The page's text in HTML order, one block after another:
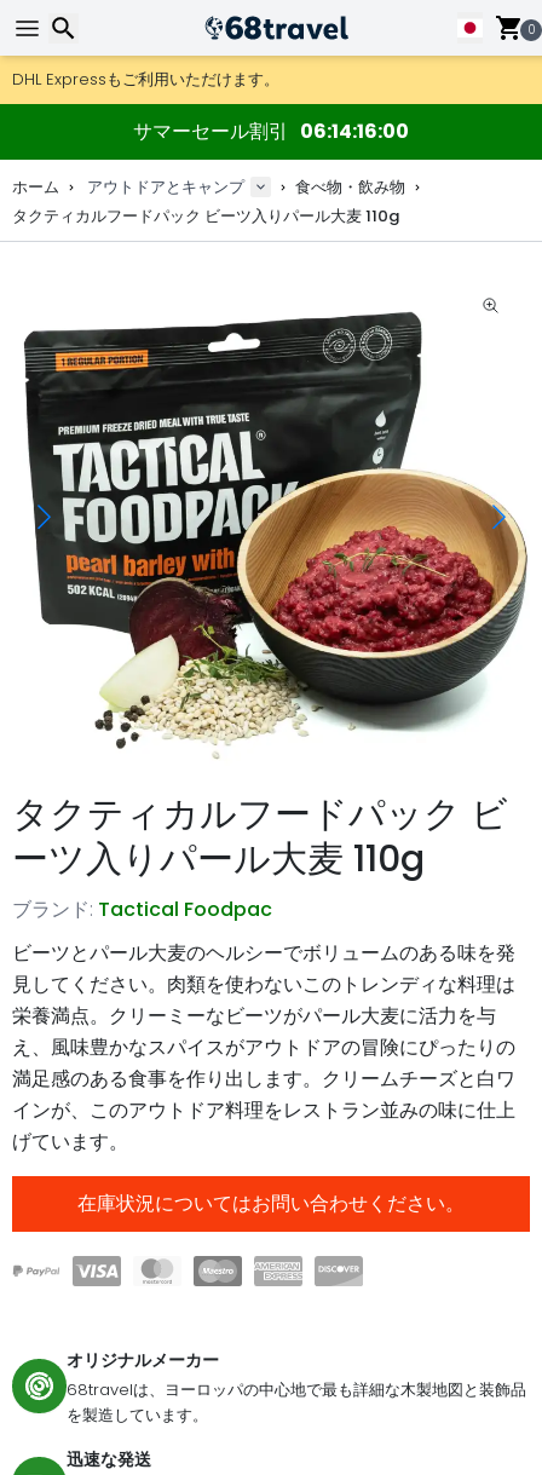
0
DHL Expressもご利用いただけます。
返品は30日間、木製マップやデコは90日間OK.
アウトドア用品やアクセサリーが超お得な価格！
サマーセール割引 06 14 16 00
ホーム アウトドアとキャンプ
食べ物・飲み物
タクティカルフードパック ビーツ入りパール大麦 110g
タクティカルフードパック ビ
ーツ入りパール大麦 110g
ブランド: Tactical Foodpac
ビーツとパール大麦のヘルシーでボリュームのある味を発
見してください。肉類を使わないこのトレンディな料理は
栄養満点。クリーミーなビーツがパール大麦に活力を与
え、風味豊かなスパイスがアウトドアの冒険にぴったりの
満足感のある食事を作り出します。クリームチーズと白ワ
インが、このアウトドア料理をレストラン並みの味に仕上
げています。
在庫状況についてはお問い合わせください。
オリジナルメーカー
68travelは、ヨーロッパの中心地で最も詳細な木製地図と装飾品
を製造しています。
迅速な発送